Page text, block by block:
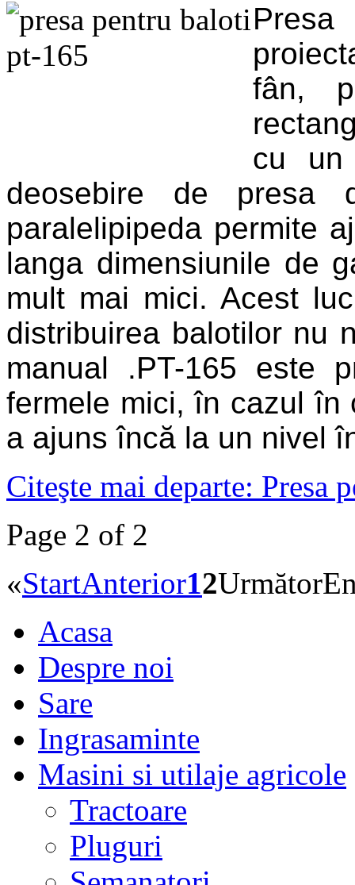
fân,
cu un
deosebire de presa
paralelipipeda permite
langa dimensiunile de
mult mai mici. Acest
distribuirea balotilor nu
manual .PT-165 este
fermele mici, în cazul în
a ajuns încă la un nivel
Citeşte mai departe: Presa
Page 2 of 2
«StartAnterior12Următor
Acasa
Despre noi
Sare
Ingrasaminte
Masini si utilaje agricole
Tractoare
Pluguri